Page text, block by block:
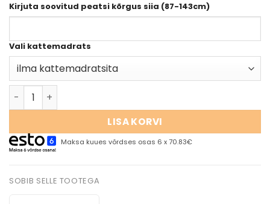
Kirjuta soovitud peatsi kõrgus siia (87-143cm)
Vali kattemadrats
LISA KORVI
Maksa kuues võrdses osas 6 x 70.83€
SOBIB SELLE TOOTEGA